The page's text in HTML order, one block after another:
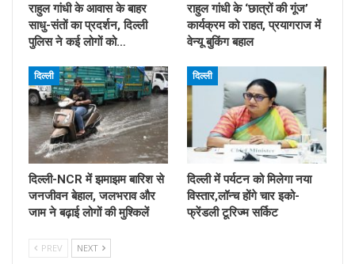
राहुल गांधी के आवास के बाहर
साधु-संतों का प्रदर्शन, दिल्ली
पुलिस ने कई लोगों को…
राहुल गांधी के ‘छात्रों की गूंज’
कार्यक्रम को राहत, प्रयागराज में
वेन्यू बुकिंग बहाल
दिल्ली
दिल्ली-NCR में झमाझम बारिश से
जनजीवन बेहाल, जलभराव और
जाम ने बढ़ाई लोगों की मुश्किलें
दिल्ली
दिल्ली में पर्यटन को मिलेगा नया
विस्तार,लॉन्च होंगे चार इको-
फ्रेंडली टूरिज्म सर्किट
PREV NEXT